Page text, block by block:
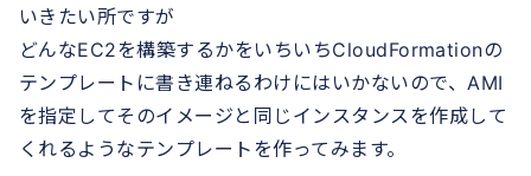
いきたい所ですが
どんなEC2を構築するかをいちいちCloudFormationの
テンプレートに書き連ねるわけにはいかないので、AMI
を指定してそのイメージと同じインスタンスを作成して
くれるようなテンプレートを作ってみます。